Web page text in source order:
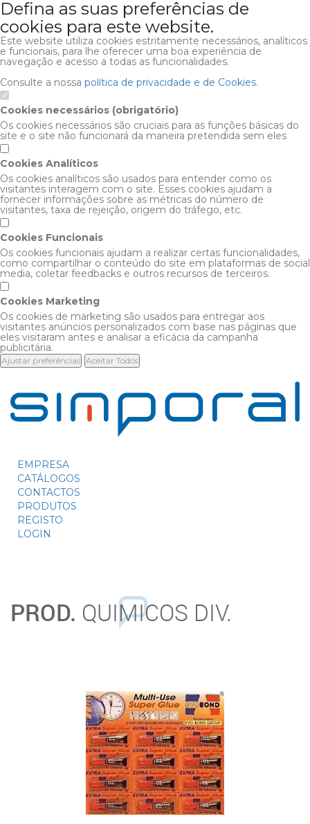
Defina as suas preferências de
cookies para este website.
Este website utiliza cookies estritamente necessários, analíticos
e funcionais, para lhe oferecer uma boa experiência de
navegação e acesso a todas as funcionalidades.
Consulte a nossa política de privacidade e de Cookies.
Cookies necessários (obrigatório)
Os cookies necessários são cruciais para as funções básicas do
site e o site não funcionará da maneira pretendida sem eles
Cookies Analíticos
Os cookies analíticos são usados para entender como os
visitantes interagem com o site. Esses cookies ajudam a
fornecer informações sobre as métricas do número de
visitantes, taxa de rejeição, origem do tráfego, etc.
Cookies Funcionais
Os cookies funcionais ajudam a realizar certas funcionalidades,
como compartilhar o conteúdo do site em plataformas de social
media, coletar feedbacks e outros recursos de terceiros.
Cookies Marketing
Os cookies de marketing são usados para entregar aos
visitantes anúncios personalizados com base nas páginas que
eles visitaram antes e analisar a eficácia da campanha
publicitária.
Ajustar preferências Aceitar Todos
EMPRESA
CATÁLOGOS
CONTACTOS
PRODUTOS
REGISTO
LOGIN
PROD. QUIMICOS DIV.